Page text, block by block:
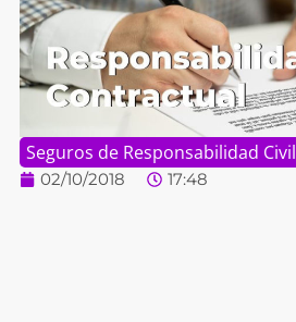
Seguros de Responsabilidad Civil
02/10/2018 17:48